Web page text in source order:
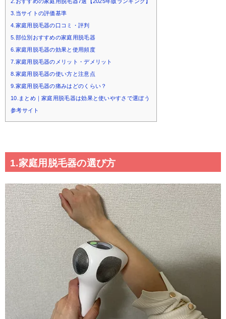
3.当サイトの評価基準
4.家庭用脱毛器の口コミ・評判
5.部位別おすすめの家庭用脱毛器
6.家庭用脱毛器の効果と使用頻度
7.家庭用脱毛器のメリット・デメリット
8.家庭用脱毛器の使い方と注意点
9.家庭用脱毛器の痛みはどのくらい？
10.まとめ｜家庭用脱毛器は効果と使いやすさで選ぼう
参考サイト
1.家庭用脱毛器の選び方